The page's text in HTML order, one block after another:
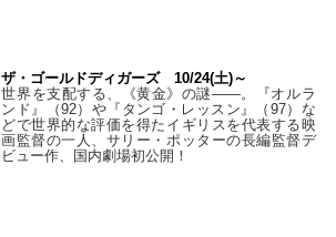
ザ・ゴールドディガーズ 10/24(土)～
世界を支配する、《黄金》の謎――。『オルラ
ンド』（92）や『タンゴ・レッスン』（97）な
どで世界的な評価を得たイギリスを代表する映
画監督の一人、サリー・ポッターの長編監督デ
ビュー作、国内劇場初公開！